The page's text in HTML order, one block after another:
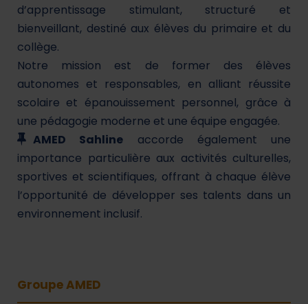
d’apprentissage stimulant, structuré et
bienveillant, destiné aux élèves du primaire et du
collège.
Notre mission est de former des élèves
autonomes et responsables, en alliant réussite
scolaire et épanouissement personnel, grâce à
une pédagogie moderne et une équipe engagée.
AMED Sahline accorde également une
importance particulière aux activités culturelles,
sportives et scientifiques, offrant à chaque élève
l’opportunité de développer ses talents dans un
environnement inclusif.
Groupe AMED